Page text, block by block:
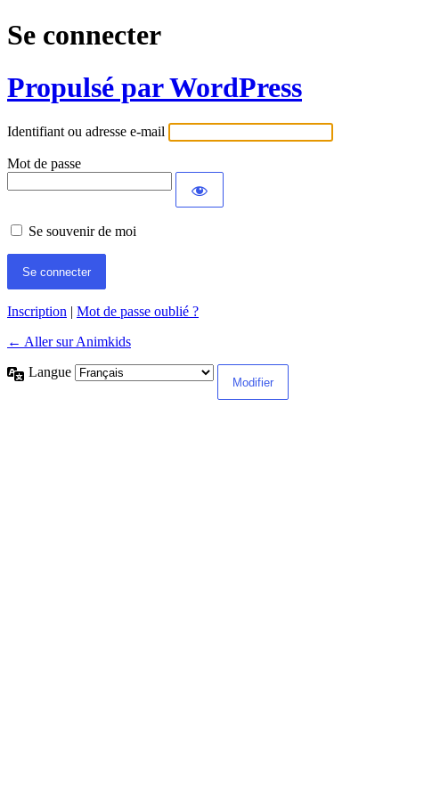
Se connecter
Propulsé par WordPress
Identifiant ou adresse e-mail
Mot de passe
Se souvenir de moi
Inscription | Mot de passe oublié ?
← Aller sur Animkids
Langue